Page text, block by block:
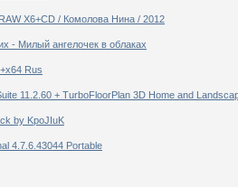
X6+CD / Комолова Нина / 2012
- Милый ангелочек в облаках
Rus
11.2.60 + TurboFloorPlan 3D Home and
by KpoJIuK
4.7.6.43044 Portable